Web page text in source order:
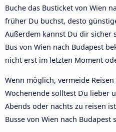
Buche das Busticket von Wien
früher Du buchst, desto
Außerdem kannst Du dir sicher
Bus von Wien nach Budapest
nicht erst im letzten Moment
Wenn möglich, vermeide
Wochenende solltest Du lieber
Abends oder nachts zu reisen
Busse von Wien nach Budapest